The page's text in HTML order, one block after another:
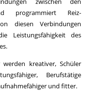
programmiert Reiz-
diesen Verbindungen
Leistungsfähigkeit des
kreativer, Schüler
Berufstätige
und fitter.